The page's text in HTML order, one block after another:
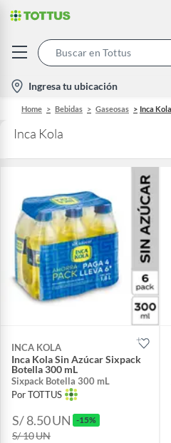
location-
icon
Ingresa tu ubicación
Home Bebidas Gaseosas Inca Kola
Inca Kola
INCA KOLA
Inca Kola Sin Azúcar Sixpack
Botella 300 mL
Sixpack Botella 300 mL
Por TOTTUS
S/ 8.50UN -15%
S/ 10UN